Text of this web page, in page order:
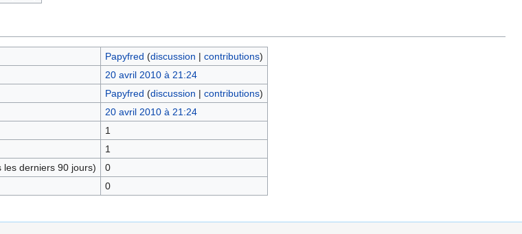
Papyfred (discussion | contributions)
20 avril 2010 à 21:24
Papyfred (discussion | contributions)
20 avril 2010 à 21:24
1
1
les derniers 90 jours)
0
0